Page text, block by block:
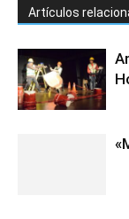
Artículos